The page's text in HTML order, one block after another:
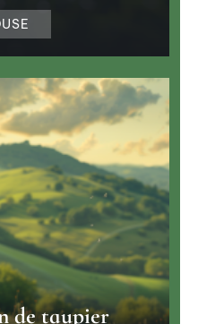
de taupier